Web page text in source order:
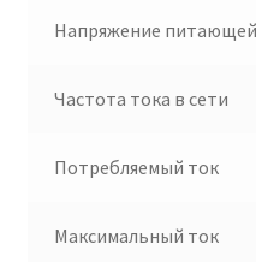
Напряжение
Частота тока в сети
Потребляемый ток
Максимальный ток